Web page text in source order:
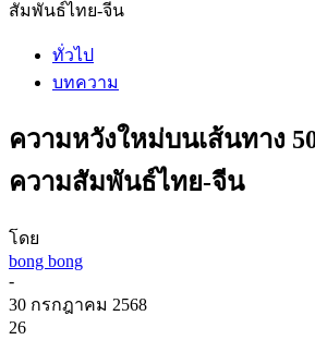
สัมพันธ์ไทย-จีน
ทั่วไป
บทความ
ความหวังใหม่บนเส้นทาง
ความสัมพันธ์ไทย-จีน
โดย
bong bong
-
30 กรกฎาคม 2568
26